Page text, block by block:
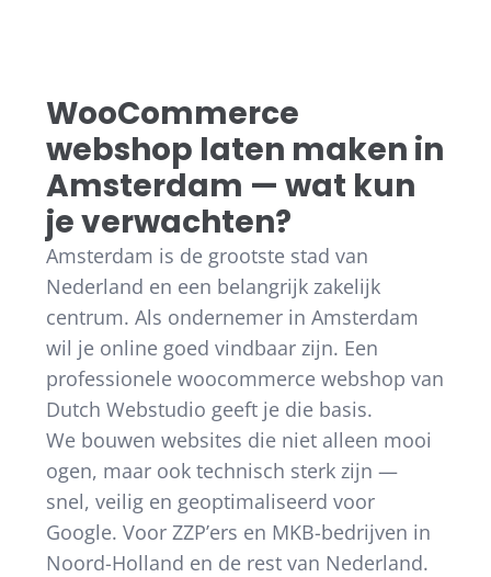
WooCommerce
webshop laten maken in
Amsterdam — wat kun
je verwachten?
Amsterdam is de grootste stad van
Nederland en een belangrijk zakelijk
centrum. Als ondernemer in Amsterdam
wil je online goed vindbaar zijn. Een
professionele woocommerce webshop van
Dutch Webstudio geeft je die basis.
We bouwen websites die niet alleen mooi
ogen, maar ook technisch sterk zijn —
snel, veilig en geoptimaliseerd voor
Google. Voor ZZP’ers en MKB-bedrijven in
Noord-Holland en de rest van Nederland.